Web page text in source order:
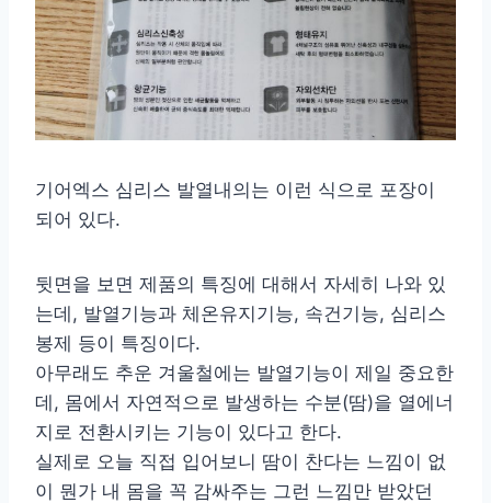
기어엑스 심리스 발열내의는 이런 식으로 포장이
되어 있다.
뒷면을 보면 제품의 특징에 대해서 자세히 나와 있
는데, 발열기능과 체온유지기능, 속건기능, 심리스
봉제 등이 특징이다.
아무래도 추운 겨울철에는 발열기능이 제일 중요한
데, 몸에서 자연적으로 발생하는 수분(땀)을 열에너
지로 전환시키는 기능이 있다고 한다.
실제로 오늘 직접 입어보니 땀이 찬다는 느낌이 없
이 뭔가 내 몸을 꼭 감싸주는 그런 느낌만 받았던